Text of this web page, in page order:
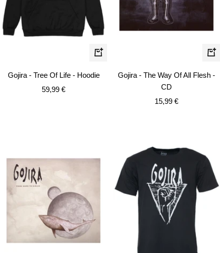
Schnellansicht
Gojira - Tree Of Life - Hoodie
Angebotspreis
59,99 €
In
Gojira - The Way Of All Flesh -
CD
Angebotspreis
15,99 €